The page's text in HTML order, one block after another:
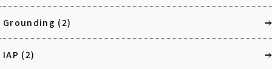
Grounding (2)
IAP (2)